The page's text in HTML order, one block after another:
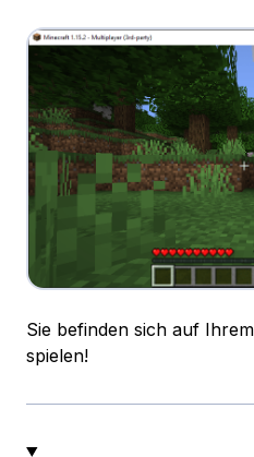
Sie befinden sich auf
spielen!